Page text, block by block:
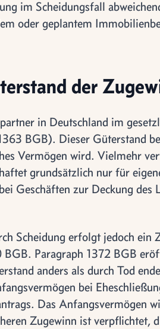
im Scheidungsfall
oder geplantem
der
in Deutschland im
BGB). Dieser Güterstand
Vermögen wird. Vielmehr
grundsätzlich nur für
Geschäften zur Deckung des
Scheidung erfolgt jedoch ein
BGB. Paragraph 1372 BGB
anders als durch Tod
bei
Das Anfangsvermögen
Zugewinn ist verpflichtet,